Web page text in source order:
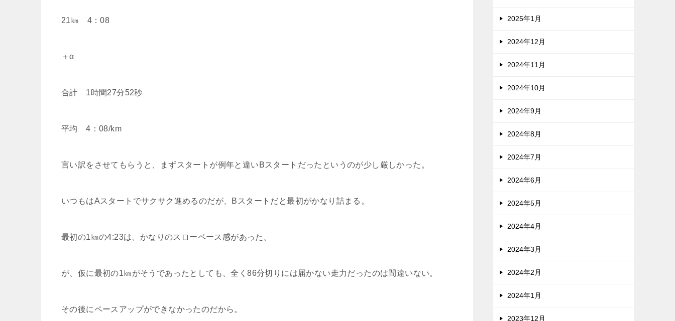
21㎞ 4：08
＋α
合計 1時間27分52秒
平均 4：08/km
言い訳をさせてもらうと、まずスタートが例年と違いBスタートだったというのが少し厳しかった。
いつもはAスタートでサクサク進めるのだが、Bスタートだと最初がかなり詰まる。
最初の1㎞の4:23は、かなりのスローペース感があった。
が、仮に最初の1㎞がそうであったとしても、全く86分切りには届かない走力だったのは間違いない。
その後にペースアップができなかったのだから。
2025年1月
2024年12月
2024年11月
2024年10月
2024年9月
2024年8月
2024年7月
2024年6月
2024年5月
2024年4月
2024年3月
2024年2月
2024年1月
2023年12月